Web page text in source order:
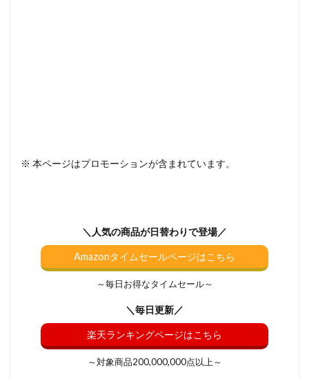
※ 本ページはプロモーションが含まれています。
＼人気の商品が日替わりで登場／
Amazonタイムセールページはこちら
～毎日お得なタイムセール～
＼毎日更新／
楽天ランキングページはこちら
～対象商品200,000,000点以上～